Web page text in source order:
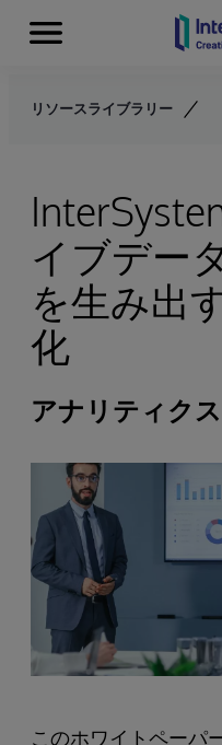
Skip to content
Menu
リソースライブラリー
イブデー
を生み出
化
アナリティクス
このホワイトペーパ